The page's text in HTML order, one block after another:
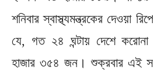
শনিবার স্বাস্থ্যমন্ত্রকের দেওয়া
যে, গত ২৪ ঘন্টায় দেশে
হাজার ৩৫৪ জন। শুক্রবার এই